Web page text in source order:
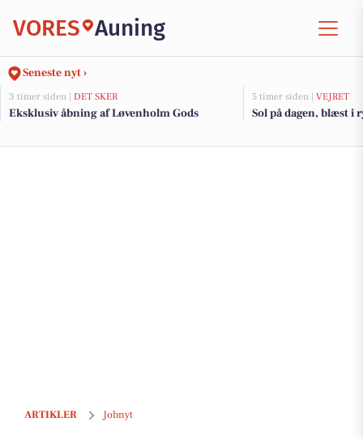
VORES Auning
Seneste nyt ›
3 timer siden | DET SKER
Eksklusiv åbning af Løvenholm Gods
5 timer siden | VEJRET
Sol på dagen, blæst i
ARTIKLER Jobnyt
Bliv category manager hos BetterFeast og tag ansvar for indkøb og